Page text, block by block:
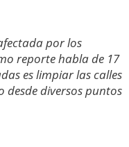
por los
reporte habla de 17
es limpiar las calles
desde diversos puntos
será urgente la
bucal?
nadie muere de caries ni de